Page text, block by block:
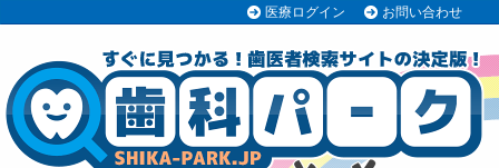
医療ログイン お問い合わせ